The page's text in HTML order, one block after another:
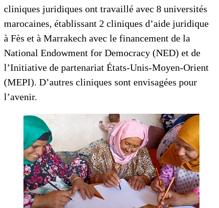
cliniques juridiques ont travaillé avec 8 universités
marocaines, établissant 2 cliniques d’aide juridique
à Fès et à Marrakech avec le financement de la
National Endowment for Democracy (NED) et de
l’Initiative de partenariat États-Unis-Moyen-Orient
(MEPI). D’autres cliniques sont envisagées pour
l’avenir.